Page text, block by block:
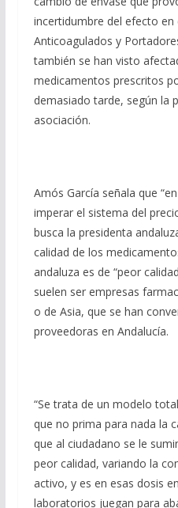
incertidumbre del efecto en
Anticoagulados y
también se han visto
medicamentos prescritos
demasiado tarde, según la
asociación.
Amós García señala que
imperar el sistema del
busca la presidenta
calidad de los
andaluza es de “peor
suelen ser empresas
o de Asia, que se han
proveedoras en Andalucía.
“Se trata de un modelo
que no prima para nada la
que al ciudadano se le
peor calidad, variando la
activo, y es en esas dosis
laboratorios juegan para